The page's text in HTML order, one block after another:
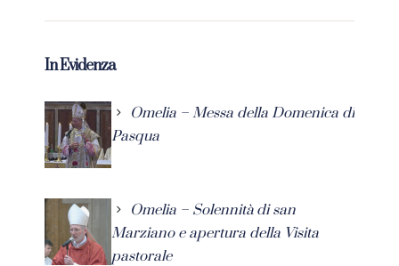
In Evidenza
Omelia – Messa della Domenica di
Pasqua
Omelia – Solennità di san
Marziano e apertura della Visita
pastorale